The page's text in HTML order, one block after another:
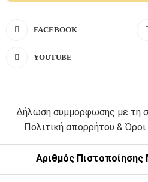
FACEBOOK
YOUTUBE
Δήλωση συμμόρφωσης με τη
Πολιτική απορρήτου & Όροι
Αριθμός Πιστοποίησης